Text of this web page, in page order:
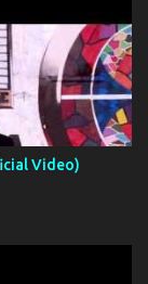
Video)